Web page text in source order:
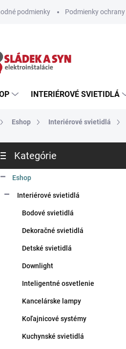
podmienky Podmienky
INTERIÉROVÉ SVIETIDLÁ
Eshop Interiérové svietidlá
kategórie
Kategórie
Eshop
Interiérové svietidlá
Bodové svietidlá
Dekoračné svietidlá
Detské svietidlá
Downlight
Inteligentné osvetlenie
Kancelárske lampy
Koľajnicové systémy
Kuchynské svietidlá